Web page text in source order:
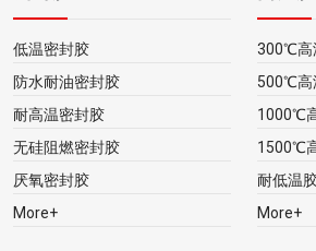
低温密封胶
防水耐油密封胶
耐高温密封胶
无硅阻燃密封胶
厌氧密封胶
More+
300℃高
500℃高
1000℃
1500℃
耐低温
More+